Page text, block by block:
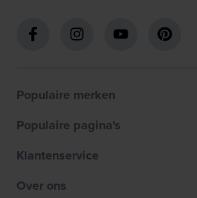
Populaire merken
Populaire pagina's
Klantenservice
Over ons